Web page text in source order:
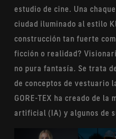
Más protección
Amplia protección
estudio de cine. Una
ciudad iluminado al estilo
construcción tan fuerte
ficción o realidad?
no pura fantasía. Se trata
de conceptos de vestuario
GORE-TEX ha creado de la
artificial (IA) y algunos de